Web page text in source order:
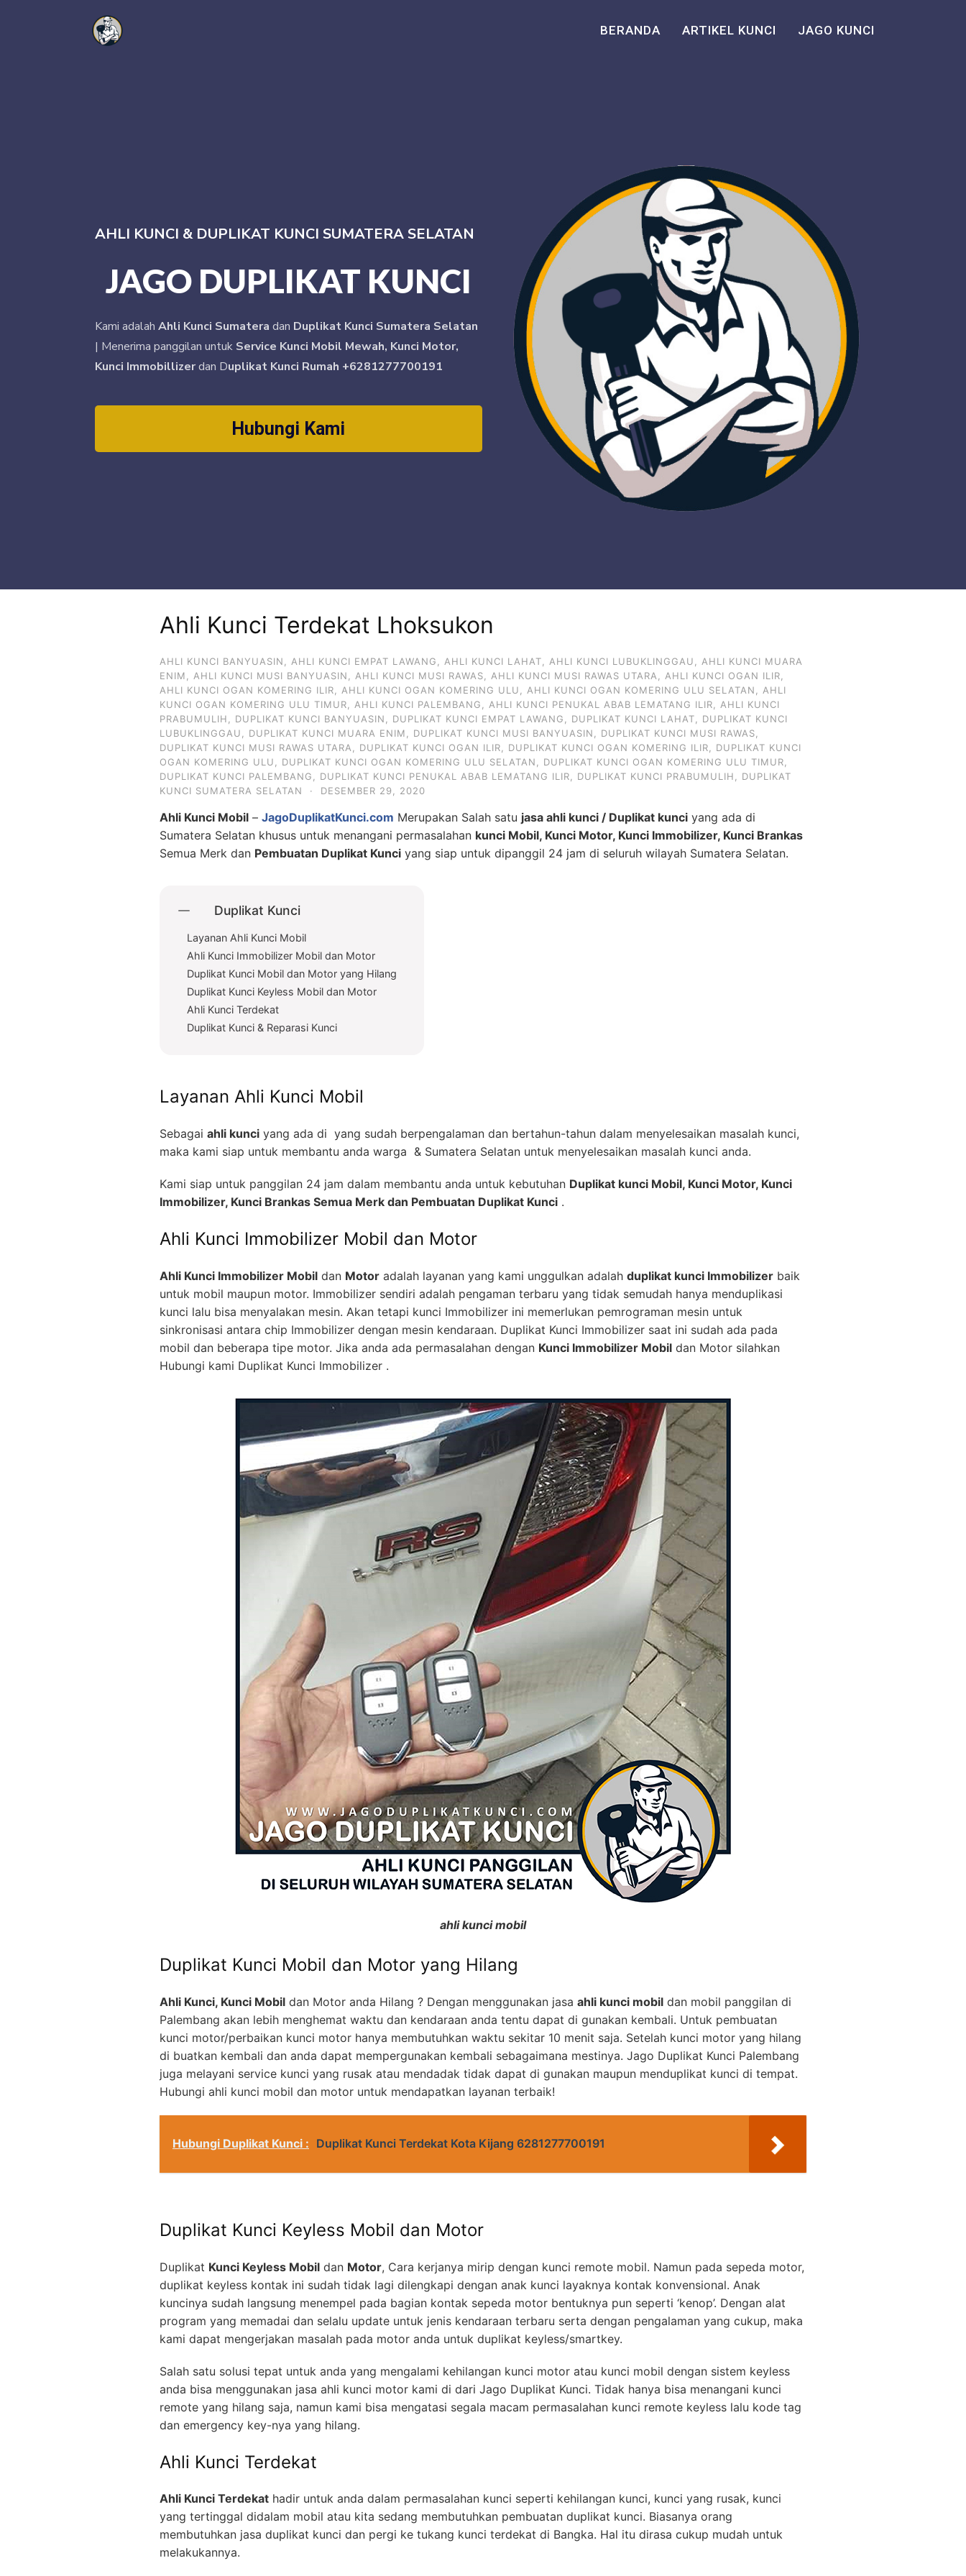
BERANDA ARTIKEL KUNCI JAGO KUNCI
AHLI KUNCI & DUPLIKAT KUNCI SUMATERA SELATAN
JAGO DUPLIKAT KUNCI
Kami adalah Ahli Kunci Sumatera dan Duplikat Kunci Sumatera Selatan
| Menerima panggilan untuk Service Kunci Mobil Mewah, Kunci Motor,
Kunci Immobillizerdan Duplikat Kunci Rumah +6281277700191
Hubungi Kami
Ahli Kunci Terdekat Lhoksukon
AHLI KUNCI BANYUASIN AHLI KUNCI EMPAT LAWANG AHLI KUNCI LAHAT AHLI KUNCI LUBUKLINGGAU
AHLI KUNCI MUARA
ENIM
AHLI KUNCI MUSI BANYUASIN AHLI KUNCI MUSI RAWAS AHLI KUNCI MUSI RAWAS UTARA AHLI KUNCI OGAN ILIR
AHLI KUNCI OGAN KOMERING ILIR
AHLI KUNCI OGAN KOMERING ULU AHLI KUNCI OGAN KOMERING ULU SELATAN
AHLI
KUNCI OGAN KOMERING ULU TIMUR
AHLI KUNCI PALEMBANG AHLI KUNCI PENUKAL ABAB LEMATANG ILIR
AHLI KUNCI
PRABUMULIH
DUPLIKAT KUNCI BANYUASIN DUPLIKAT KUNCI EMPAT LAWANG DUPLIKAT KUNCI LAHAT
DUPLIKAT KUNCI
LUBUKLINGGAU
DUPLIKAT KUNCI MUARA ENIM DUPLIKAT KUNCI MUSI BANYUASIN DUPLIKAT KUNCI MUSI RAWAS
DUPLIKAT KUNCI MUSI RAWAS UTARA
DUPLIKAT KUNCI OGAN ILIR DUPLIKAT KUNCI OGAN KOMERING ILIR
DUPLIKAT KUNCI
OGAN KOMERING ULU
DUPLIKAT KUNCI OGAN KOMERING ULU SELATAN DUPLIKAT KUNCI OGAN KOMERING ULU TIMUR
DUPLIKAT KUNCI PALEMBANG
DUPLIKAT KUNCI PENUKAL ABAB LEMATANG ILIR DUPLIKAT KUNCI PRABUMULIH
DUPLIKAT
KUNCI SUMATERA SELATAN
· DESEMBER 29, 2020
Ahli Kunci Mobil – JagoDuplikatKunci.com Merupakan Salah satu jasa ahli kunci / Duplikat kunci yang ada di
Sumatera Selatan khusus untuk menangani permasalahan kunci Mobil, Kunci Motor, Kunci Immobilizer, Kunci Brankas
Semua Merk dan Pembuatan Duplikat Kunci yang siap untuk dipanggil 24 jam di seluruh wilayah Sumatera Selatan.
Duplikat Kunci
Layanan Ahli Kunci Mobil
Ahli Kunci Immobilizer Mobil dan Motor
Duplikat Kunci Mobil dan Motor yang Hilang
Duplikat Kunci Keyless Mobil dan Motor
Ahli Kunci Terdekat
Duplikat Kunci & Reparasi Kunci
Layanan Ahli Kunci Mobil
Sebagai ahli kunci yang ada di yang sudah berpengalaman dan bertahun-tahun dalam menyelesaikan masalah kunci,
maka kami siap untuk membantu anda warga & Sumatera Selatan untuk menyelesaikan masalah kunci anda.
Kami siap untuk panggilan 24 jam dalam membantu anda untuk kebutuhan Duplikat kunci Mobil, Kunci Motor, Kunci
Immobilizer, Kunci Brankas Semua Merk dan Pembuatan Duplikat Kunci .
Ahli Kunci Immobilizer Mobil dan Motor
Ahli Kunci Immobilizer Mobil dan Motor adalah layanan yang kami unggulkan adalah duplikat kunci Immobilizer baik
untuk mobil maupun motor. Immobilizer sendiri adalah pengaman terbaru yang tidak semudah hanya menduplikasi
kunci lalu bisa menyalakan mesin. Akan tetapi kunci Immobilizer ini memerlukan pemrograman mesin untuk
sinkronisasi antara chip Immobilizer dengan mesin kendaraan. Duplikat Kunci Immobilizer saat ini sudah ada pada
mobil dan beberapa tipe motor. Jika anda ada permasalahan dengan Kunci Immobilizer Mobil dan Motor silahkan
Hubungi kami Duplikat Kunci Immobilizer .
ahli kunci mobil
Duplikat Kunci Mobil dan Motor yang Hilang
Ahli Kunci, Kunci Mobil dan Motor anda Hilang ? Dengan menggunakan jasa ahli kunci mobil dan mobil panggilan di
Palembang akan lebih menghemat waktu dan kendaraan anda tentu dapat di gunakan kembali. Untuk pembuatan
kunci motor/perbaikan kunci motor hanya membutuhkan waktu sekitar 10 menit saja. Setelah kunci motor yang hilang
di buatkan kembali dan anda dapat mempergunakan kembali sebagaimana mestinya. Jago Duplikat Kunci Palembang
juga melayani service kunci yang rusak atau mendadak tidak dapat di gunakan maupun menduplikat kunci di tempat.
Hubungi ahli kunci mobil dan motor untuk mendapatkan layanan terbaik!
Hubungi Duplikat Kunci : Duplikat Kunci Terdekat Kota Kijang 6281277700191
Duplikat Kunci Keyless Mobil dan Motor
Duplikat Kunci Keyless Mobil dan Motor, Cara kerjanya mirip dengan kunci remote mobil. Namun pada sepeda motor,
duplikat keyless kontak ini sudah tidak lagi dilengkapi dengan anak kunci layaknya kontak konvensional. Anak
kuncinya sudah langsung menempel pada bagian kontak sepeda motor bentuknya pun seperti ‘kenop’. Dengan alat
program yang memadai dan selalu update untuk jenis kendaraan terbaru serta dengan pengalaman yang cukup, maka
kami dapat mengerjakan masalah pada motor anda untuk duplikat keyless/smartkey.
Salah satu solusi tepat untuk anda yang mengalami kehilangan kunci motor atau kunci mobil dengan sistem keyless
anda bisa menggunakan jasa ahli kunci motor kami di dari Jago Duplikat Kunci. Tidak hanya bisa menangani kunci
remote yang hilang saja, namun kami bisa mengatasi segala macam permasalahan kunci remote keyless lalu kode tag
dan emergency key-nya yang hilang.
Ahli Kunci Terdekat
Ahli Kunci Terdekat hadir untuk anda dalam permasalahan kunci seperti kehilangan kunci, kunci yang rusak, kunci
yang tertinggal didalam mobil atau kita sedang membutuhkan pembuatan duplikat kunci. Biasanya orang
membutuhkan jasa duplikat kunci dan pergi ke tukang kunci terdekat di Bangka. Hal itu dirasa cukup mudah untuk
melakukannya.